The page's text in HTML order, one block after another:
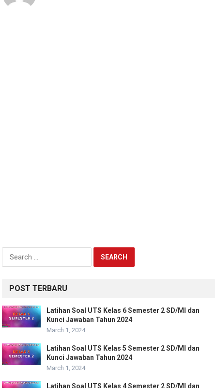
Search
for:
POST TERBARU
Latihan Soal UTS Kelas 6 Semester 2 SD/MI dan
Kunci Jawaban Tahun 2024
March 1, 2024
Latihan Soal UTS Kelas 5 Semester 2 SD/MI dan
Kunci Jawaban Tahun 2024
March 1, 2024
Latihan Soal UTS Kelas 4 Semester 2 SD/MI dan